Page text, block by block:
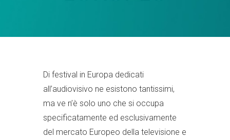
Di festival in Europa dedicati
all’audiovisivo ne esistono tantissimi,
ma ve n’è solo uno che si occupa
specificatamente ed esclusivamente
del mercato Europeo della televisione e